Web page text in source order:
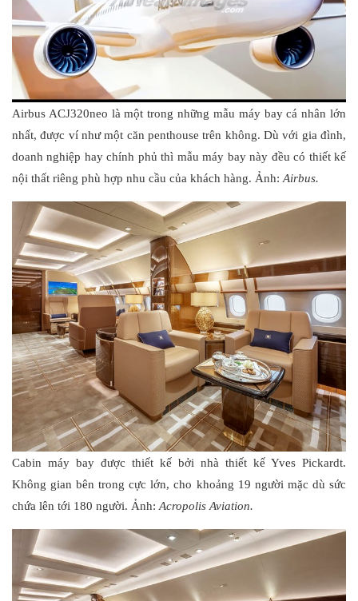
Airbus ACJ320neo là một trong những mẫu máy bay cá nhân lớn
nhất, được ví như một căn penthouse trên không. Dù với gia đình,
doanh nghiệp hay chính phủ thì mẫu máy bay này đều có thiết kế
nội thất riêng phù hợp nhu cầu của khách hàng. Ảnh: Airbus.
Cabin máy bay được thiết kế bởi nhà thiết kế Yves Pickardt.
Không gian bên trong cực lớn, cho khoảng 19 người mặc dù sức
chứa lên tới 180 người. Ảnh: Acropolis Aviation.